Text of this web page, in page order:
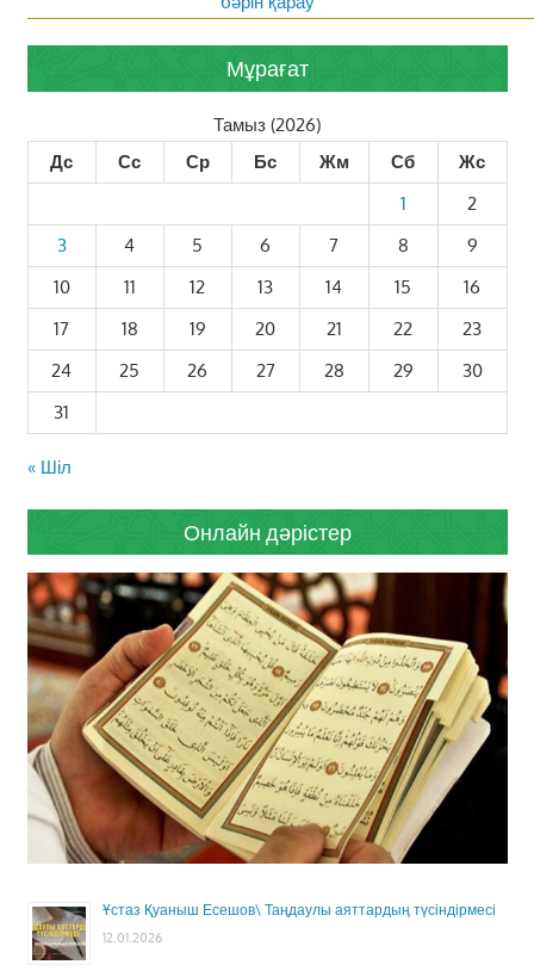
Мұрағат
Тамыз (2026)
Дс
Сс Ср Бс Жм Сб
Жс
1
2
3
4 5 6 7 8
9
10
11 12 13 14 15
16
17
18 19 20 21 22
23
24
25 26 27 28 29
30
31
« Шіл
Онлайн дәрістер
Ұстаз Қуаныш Есешов\ Таңдаулы аяттардың түсіндірмесі
12.01.2026